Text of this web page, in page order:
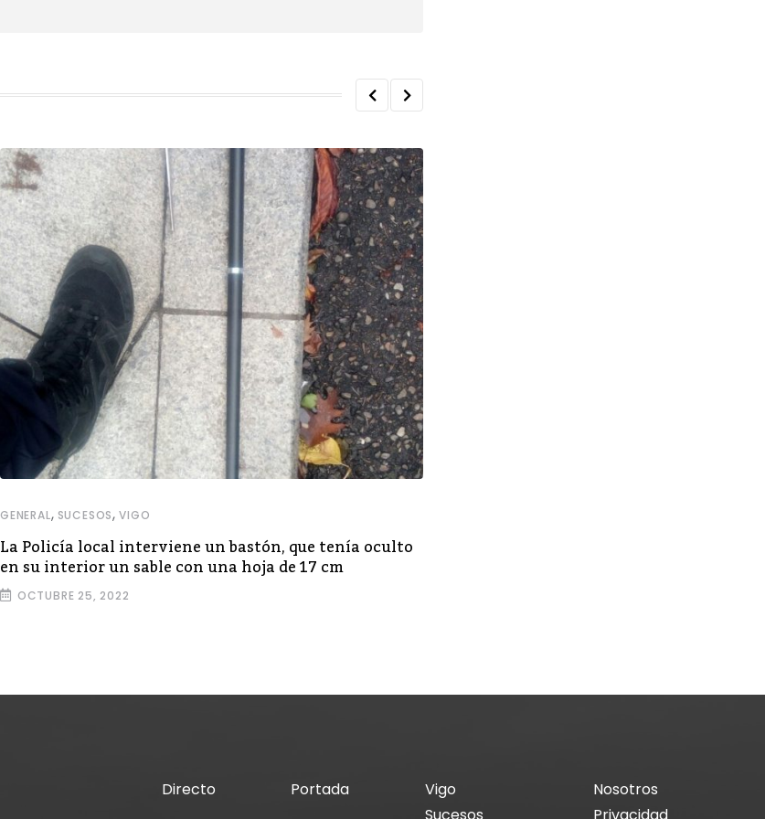
GENERAL, SUCESOS,VIGO
La Policía local interviene un bastón, que tenía oculto
en su interior un sable con una hoja de 17 cm
OCTUBRE 25, 2022
Directo Portada
Vigo
Nosotros